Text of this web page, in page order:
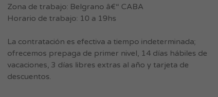
Zona de trabajo: Belgrano â€“ CABA
Horario de trabajo: 10 a 19hs
La contratación es efectiva a tiempo indeterminada;
ofrecemos prepaga de primer nivel, 14 días hábiles de
vacaciones, 3 días libres extras al año y tarjeta de
descuentos.